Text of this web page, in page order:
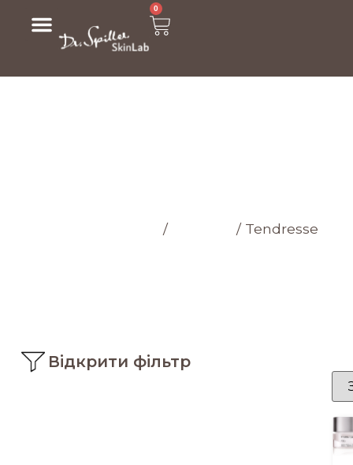
0
/ / Tendresse
Відкрити фільтр